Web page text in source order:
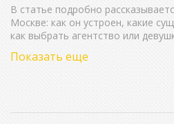
В статье подробно
Москве: как он устроен, какие
как выбрать агентство или
советы обеим сторонам.
Показать еще